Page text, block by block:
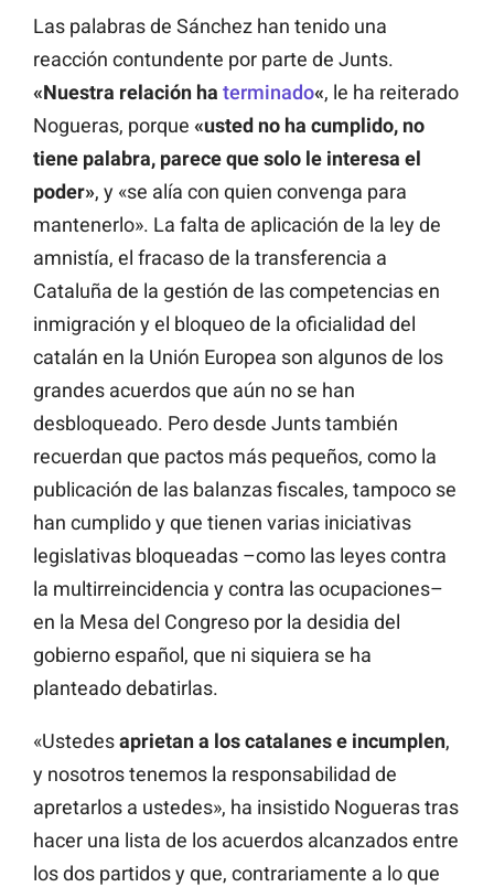
Las palabras de Sánchez han tenido una
reacción contundente por parte de Junts.
«Nuestra relación ha terminado«, le ha reiterado
Nogueras, porque «usted no ha cumplido, no
tiene palabra, parece que solo le interesa el
poder», y «se alía con quien convenga para
mantenerlo». La falta de aplicación de la ley de
amnistía, el fracaso de la transferencia a
Cataluña de la gestión de las competencias en
inmigración y el bloqueo de la oficialidad del
catalán en la Unión Europea son algunos de los
grandes acuerdos que aún no se han
desbloqueado. Pero desde Junts también
recuerdan que pactos más pequeños, como la
publicación de las balanzas fiscales, tampoco se
han cumplido y que tienen varias iniciativas
legislativas bloqueadas –como las leyes contra
la multirreincidencia y contra las ocupaciones–
en la Mesa del Congreso por la desidia del
gobierno español, que ni siquiera se ha
planteado debatirlas.
«Ustedesaprietan a los catalanes e incumplen,
y nosotros tenemos la responsabilidad de
apretarlos a ustedes», ha insistido Nogueras tras
hacer una lista de los acuerdos alcanzados entre
los dos partidos y que, contrariamente a lo que